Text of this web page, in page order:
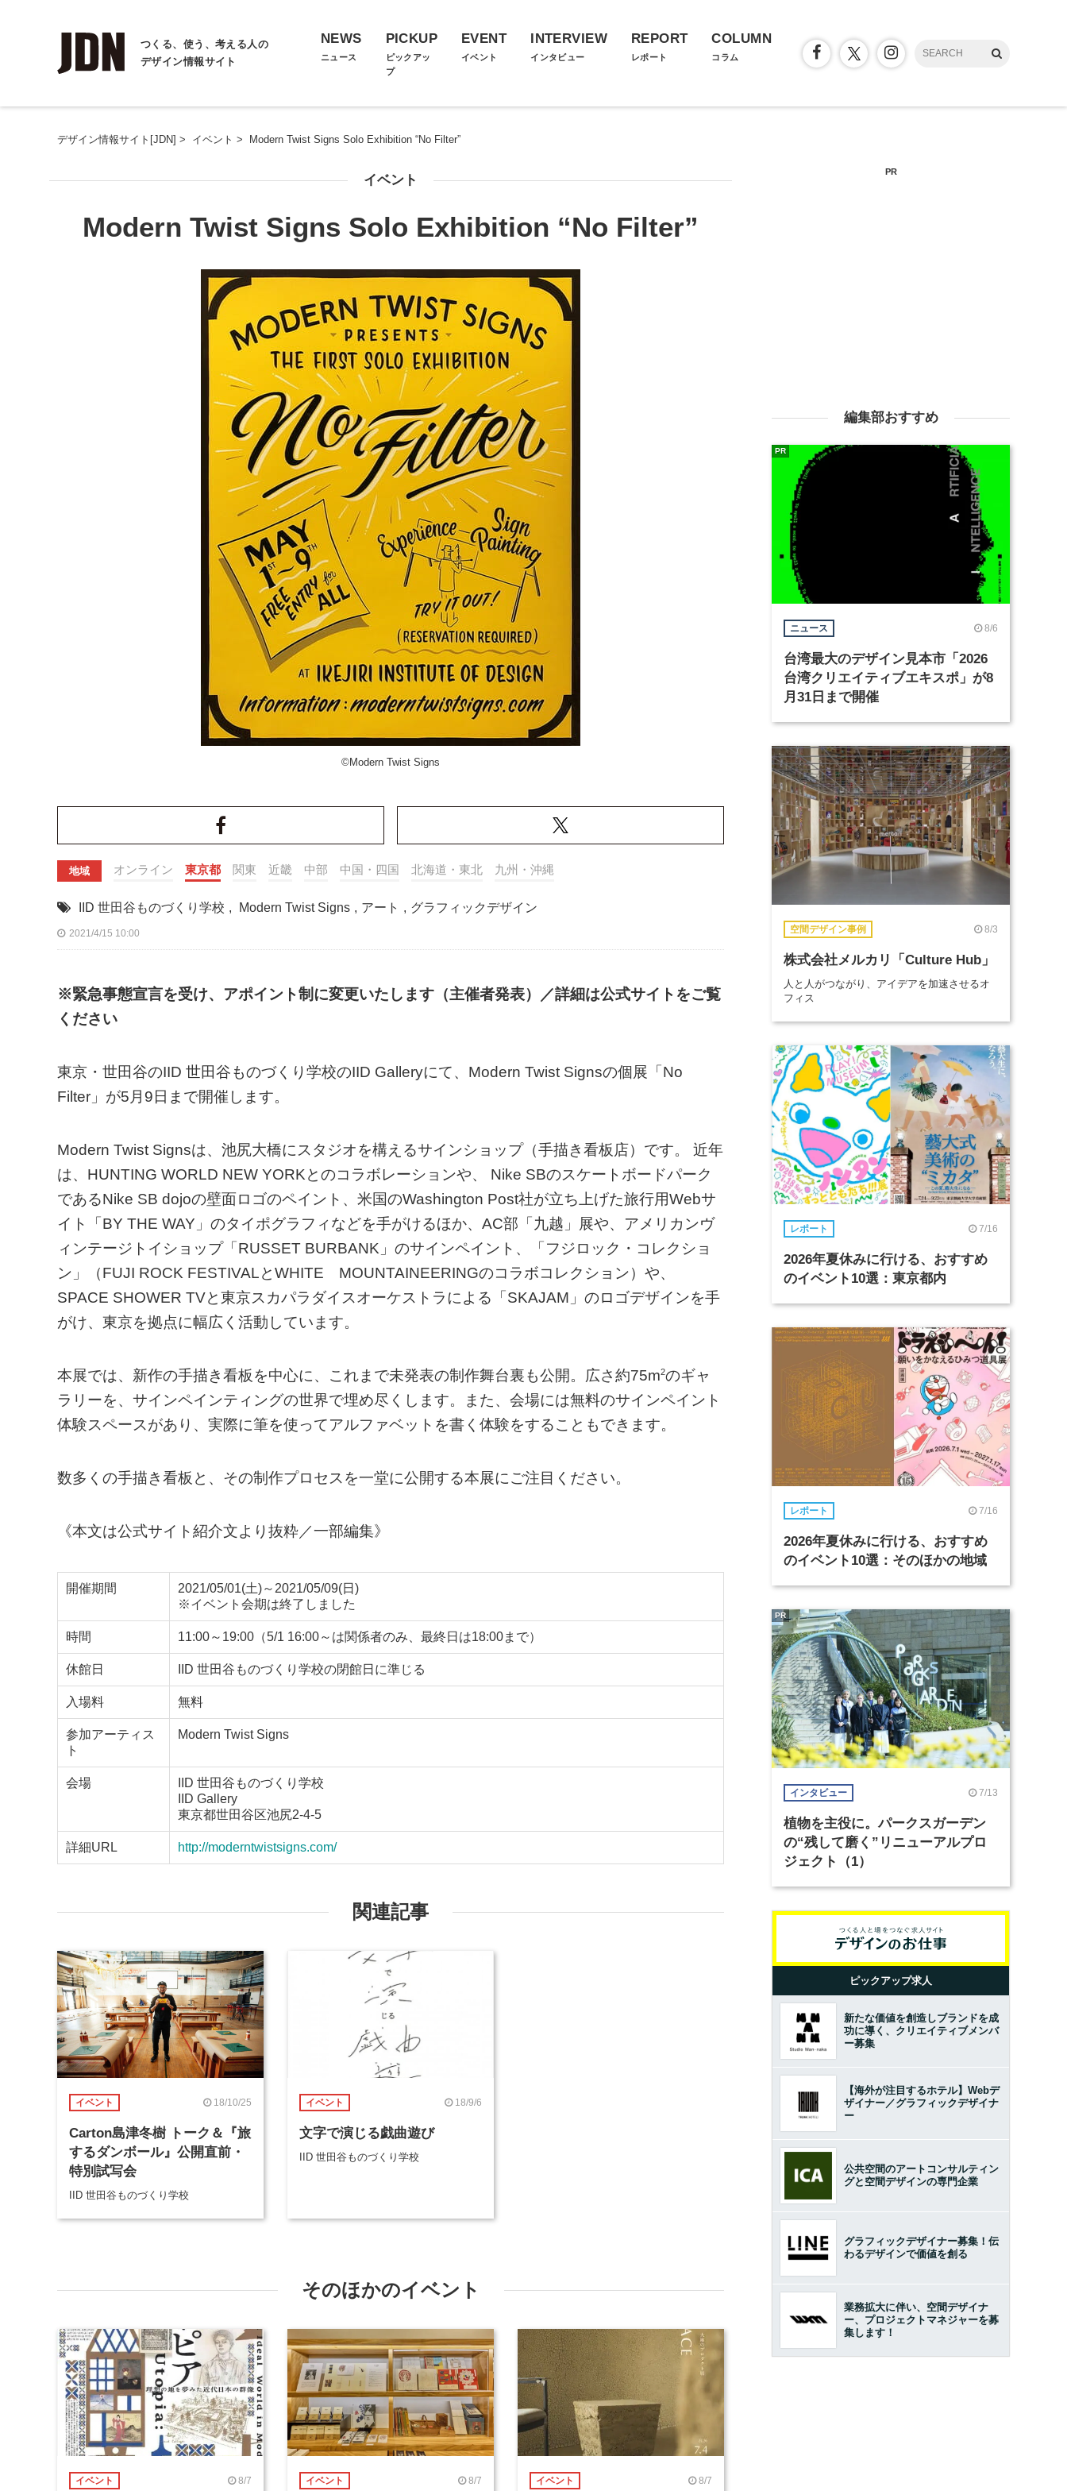
つくる、使う、考える人の
デザイン情報サイト
NEWS
ニュース
PICKUP
ピックアッ
プ
EVENT
イベント
INTERVIEW
インタビュー
REPORT
レポート
COLUMN
コラム
デザイン情報サイト[JDN] > イベント > Modern Twist Signs Solo Exhibition “No Filter”
イベント
Modern Twist Signs Solo Exhibition “No Filter”
©Modern Twist Signs
地域 オンライン 東京都 関東 近畿 中部 中国・四国 北海道・東北 九州・沖縄
IID 世田谷ものづくり学校 , Modern Twist Signs , アート , グラフィックデザイン
2021/4/15 10:00
※緊急事態宣言を受け、アポイント制に変更いたします（主催者発表）／詳細は公式サイトをご覧
ください
東京・世田谷のIID 世田谷ものづくり学校のIID Galleryにて、Modern Twist Signsの個展「No
Filter」が5月9日まで開催します。
Modern Twist Signsは、池尻大橋にスタジオを構えるサインショップ（手描き看板店）です。 近年
は、HUNTING WORLD NEW YORKとのコラボレーションや、 Nike SBのスケートボードパーク
であるNike SB dojoの壁面ロゴのペイント、米国のWashington Post社が立ち上げた旅行用Webサ
イト「BY THE WAY」のタイポグラフィなどを手がけるほか、AC部「九越」展や、アメリカンヴ
ィンテージトイショップ「RUSSET BURBANK」のサインペイント、「フジロック・コレクショ
ン」（FUJI ROCK FESTIVALとWHITE MOUNTAINEERINGのコラボコレクション）や、
SPACE SHOWER TVと東京スカパラダイスオーケストラによる「SKAJAM」のロゴデザインを手
がけ、東京を拠点に幅広く活動しています。
本展では、新作の手描き看板を中心に、これまで未発表の制作舞台裏も公開。広さ約75m2のギャ
ラリーを、サインペインティングの世界で埋め尽くします。また、会場には無料のサインペイント
体験スペースがあり、実際に筆を使ってアルファベットを書く体験をすることもできます。
数多くの手描き看板と、その制作プロセスを一堂に公開する本展にご注目ください。
《本文は公式サイト紹介文より抜粋／一部編集》
開催期間
2021/05/01(土)～2021/05/09(日)
※イベント会期は終了しました
時間 11:00～19:00（5/1 16:00～は関係者のみ、最終日は18:00まで）
休館日 IID 世田谷ものづくり学校の閉館日に準じる
入場料 無料
参加アーティス
ト
Modern Twist Signs
会場
IID 世田谷ものづくり学校
IID Gallery
東京都世田谷区池尻2-4-5
詳細URL http://moderntwistsigns.com/
関連記事
イベント 18/10/25
Carton島津冬樹 トーク＆『旅
するダンボール』公開直前・
特別試写会
IID 世田谷ものづくり学校
イベント 18/9/6
文字で演じる戯曲遊び
IID 世田谷ものづくり学校
そのほかのイベント
イベント 8/7 イベント 8/7 イベント 8/7
PR
編集部おすすめ
ニュース 8/6
台湾最大のデザイン見本市「2026
台湾クリエイティブエキスポ」が8
月31日まで開催
PR
空間デザイン事例 8/3
株式会社メルカリ「Culture Hub」
人と人がつながり、アイデアを加速させるオ
フィス
レポート 7/16
2026年夏休みに行ける、おすすめ
のイベント10選：東京都内
レポート 7/16
2026年夏休みに行ける、おすすめ
のイベント10選：そのほかの地域
インタビュー 7/13
植物を主役に。パークスガーデン
の“残して磨く”リニューアルプロ
ジェクト（1）
PR
ピックアップ求人
新たな価値を創造しブランドを成
功に導く、クリエイティブメンバ
ー募集
【海外が注目するホテル】Webデ
ザイナー／グラフィックデザイナ
ー
公共空間のアートコンサルティン
グと空間デザインの専門企業
グラフィックデザイナー募集！伝
わるデザインで価値を創る
業務拡大に伴い、空間デザイナ
ー、プロジェクトマネジャーを募
集します！